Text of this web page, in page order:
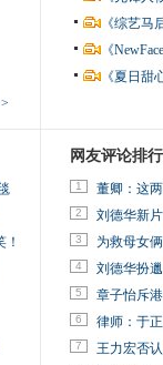
《综艺
《
《夏日
网友评论排行
1 董卿：这
2 刘德华新
3 为救母女
4 刘德华扮
5 章子怡斥
6 律师：于
7 王力宏否